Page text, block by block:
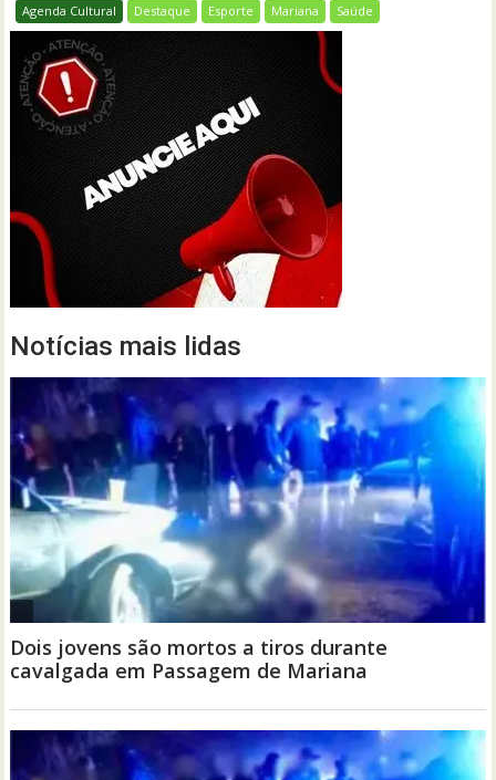
Agenda Cultural Destaque Esporte Mariana Saúde
Notícias mais lidas